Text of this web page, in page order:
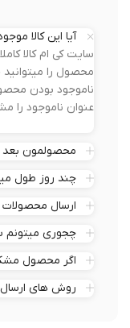
آیا این کالا موجوده؟
سایت کی ام کالا کاملا
محصول را میتوانید
ناموجود بودن محصول
عنوان ناموجود را
محصولمون بعد از
چند روز طول
ارسال محصولات
چجوری میتونم
اگر محصول مشکل
روش های ارسال ؟